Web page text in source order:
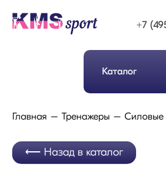
+7
Каталог
Главная Тренажеры Силовые
Назад в каталог